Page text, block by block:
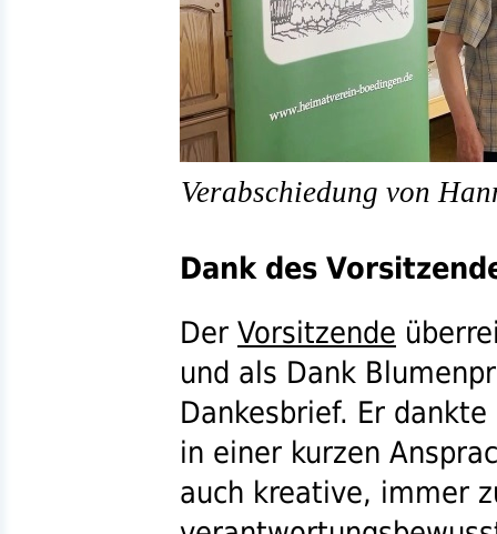
Verabschiedung von
Dank des
Der Vorsitzende
und als Dank
Dankesbrief. Er
in einer kurzen
auch kreative, immer